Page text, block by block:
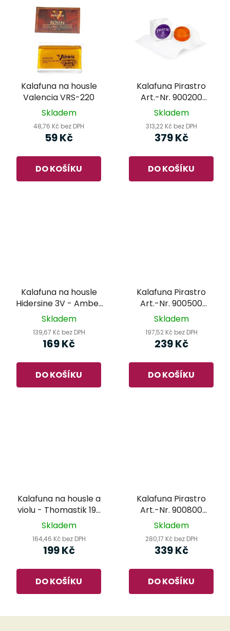
Kalafuna na housle
Valencia VRS-220
Skladem
48,76 Kč bez DPH
59 Kč
DO KOŠÍKU
Kalafuna Pirastro
Art.-Nr. 900200
Eudoxa Rosin
Skladem
313,22 Kč bez DPH
379 Kč
DO KOŠÍKU
Kalafuna na housle
Hidersine 3V - Amber
Medium
Skladem
139,67 Kč bez DPH
169 Kč
DO KOŠÍKU
Kalafuna Pirastro
Art.-Nr. 900500
Schwarz Rosin
Skladem
197,52 Kč bez DPH
239 Kč
DO KOŠÍKU
Kalafuna na housle a
violu - Thomastik 199
Euphon
Skladem
164,46 Kč bez DPH
199 Kč
DO KOŠÍKU
Kalafuna Pirastro
Art.-Nr. 900800
Tonica Rosin
Skladem
280,17 Kč bez DPH
339 Kč
DO KOŠÍKU
Z